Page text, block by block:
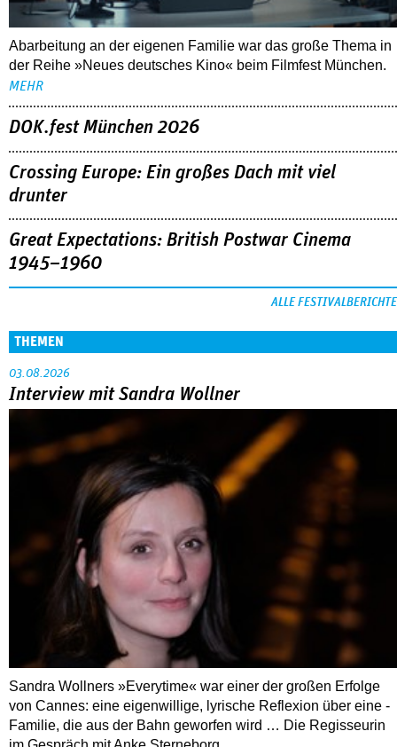
Abarbeitung an der eigenen Familie war das große Thema in
der Reihe »Neues deutsches Kino« beim Filmfest München.
MEHR
DOK.fest München 2026
Crossing Europe: Ein großes Dach mit viel
drunter
Great Expectations: British Postwar Cinema
1945–1960
ALLE FESTIVALBERICHTE
THEMEN
03.08.2026
Interview mit Sandra Wollner
Sandra Wollners »Everytime« war einer der großen Erfolge
von Cannes: eine eigenwillige, lyrische Reflexion über eine ­
Familie, die aus der Bahn geworfen wird … Die Regisseurin